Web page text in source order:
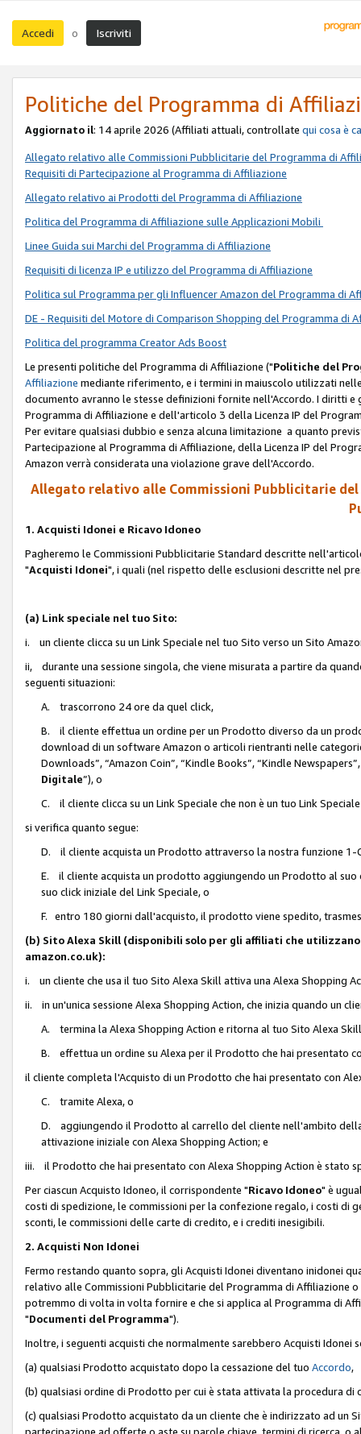
Accedi o Iscriviti
Politiche del Programma di
Aggiornato il: 14 aprile 2026 (Affiliati attuali, controllate qui cosa è
Allegato relativo alle Commissioni Pubblicitarie del Programma di
Requisiti di Partecipazione al Programma di Affiliazione
Allegato relativo ai Prodotti del Programma di Affiliazione
Politica del Programma di Affiliazione sulle Applicazioni Mobili
Linee Guida sui Marchi del Programma di Affiliazione
Requisiti di licenza IP e utilizzo del Programma di Affiliazione
Politica sul Programma per gli Influencer Amazon del Programma di
DE - Requisiti del Motore di Comparison Shopping del Programma di
Politica del programma Creator Ads Boost
Le presenti politiche del Programma di Affiliazione ("Politiche del
Affiliazione mediante riferimento, e i termini in maiuscolo utilizzati
documento avranno le stesse definizioni fornite nell'Accordo. I diritti
Programma di Affiliazione e dell'articolo 3 della Licenza IP del
Per evitare qualsiasi dubbio e senza alcuna limitazione a quanto
Partecipazione al Programma di Affiliazione, della Licenza IP del
Amazon verrà considerata una violazione grave dell'Accordo.
Allegato relativo alle Commissioni Pubblicitarie
1. Acquisti Idonei e Ricavo Idoneo
Pagheremo le Commissioni Pubblicitarie Standard descritte
"Acquisti Idonei", i quali (nel rispetto delle esclusioni descritte nel
(a) Link speciale nel tuo Sito:
i. un cliente clicca su un Link Speciale nel tuo Sito verso un Sito
ii, durante una sessione singola, che viene misurata a partire da
seguenti situazioni:
A. trascorrono 24 ore da quel click,
B. il cliente effettua un ordine per un Prodotto diverso da un
download di un software Amazon o articoli rientranti nelle categorie
Downloads”, “Amazon Coin”, “Kindle Books”, “Kindle
Digitale”), o
C. il cliente clicca su un Link Speciale che non è un tuo Link
si verifica quanto segue:
D. il cliente acquista un Prodotto attraverso la nostra funzione 1-
E. il cliente acquista un prodotto aggiungendo un Prodotto al
suo click iniziale del Link Speciale, o
F. entro 180 giorni dall'acquisto, il prodotto viene spedito,
(b) Sito Alexa Skill (disponibili solo per gli affiliati che
amazon.co.uk):
i. un cliente che usa il tuo Sito Alexa Skill attiva una Alexa Shopping
ii. in un'unica sessione Alexa Shopping Action, che inizia quando un
A. termina la Alexa Shopping Action e ritorna al tuo Sito Alexa
B. effettua un ordine su Alexa per il Prodotto che hai presentato
il cliente completa l'Acquisto di un Prodotto che hai presentato con
C. tramite Alexa, o
D. aggiungendo il Prodotto al carrello del cliente nell'ambito
attivazione iniziale con Alexa Shopping Action; e
iii. il Prodotto che hai presentato con Alexa Shopping Action è stato
Per ciascun Acquisto Idoneo, il corrispondente "Ricavo Idoneo" è
costi di spedizione, le commissioni per la confezione regalo, i costi di
sconti, le commissioni delle carte di credito, e i crediti inesigibili.
2. Acquisti Non Idonei
Fermo restando quanto sopra, gli Acquisti Idonei diventano inidonei
relativo alle Commissioni Pubblicitarie del Programma di Affiliazione
potremmo di volta in volta fornire e che si applica al Programma di
"Documenti del Programma").
Inoltre, i seguenti acquisti che normalmente sarebbero Acquisti
(a) qualsiasi Prodotto acquistato dopo la cessazione del tuo Accordo,
(b) qualsiasi ordine di Prodotto per cui è stata attivata la procedura di
(c) qualsiasi Prodotto acquistato da un cliente che è indirizzato ad un
partecipazione ad offerte o aste su parole chiave, termini di ricerca,